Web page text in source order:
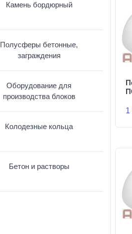
1
Камень бордюрный
Полусферы бетонные,
заграждения
Оборудование для
производства блоков
Колодезные кольца
Бетон и растворы